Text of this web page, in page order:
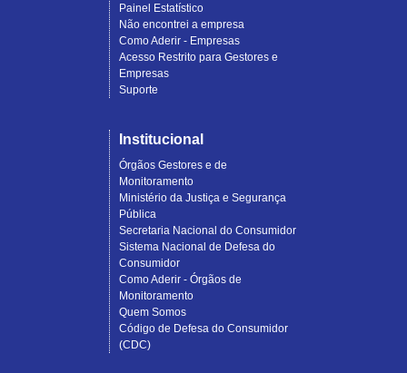
Painel Estatístico
Não encontrei a empresa
Como Aderir - Empresas
Acesso Restrito para Gestores e
Empresas
Suporte
Institucional
Órgãos Gestores e de
Monitoramento
Ministério da Justiça e Segurança
Pública
Secretaria Nacional do Consumidor
Sistema Nacional de Defesa do
Consumidor
Como Aderir - Órgãos de
Monitoramento
Quem Somos
Código de Defesa do Consumidor
(CDC)